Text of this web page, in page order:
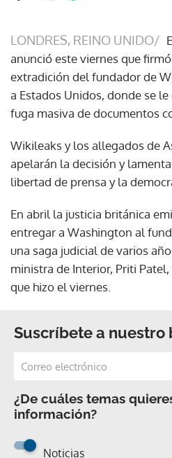
LONDRES, REINO UNIDO/
anunció este viernes que
extradición del fundador de
a Estados Unidos, donde se
fuga masiva de documentos
Wikileaks y los allegados de
apelarán la decisión y
libertad de prensa y la
En abril la justicia británica
entregar a Washington al
una saga judicial de varios
ministra de Interior, Priti
que hizo el viernes.
Suscríbete a nuestro
¿De cuáles temas
información?
Noticias